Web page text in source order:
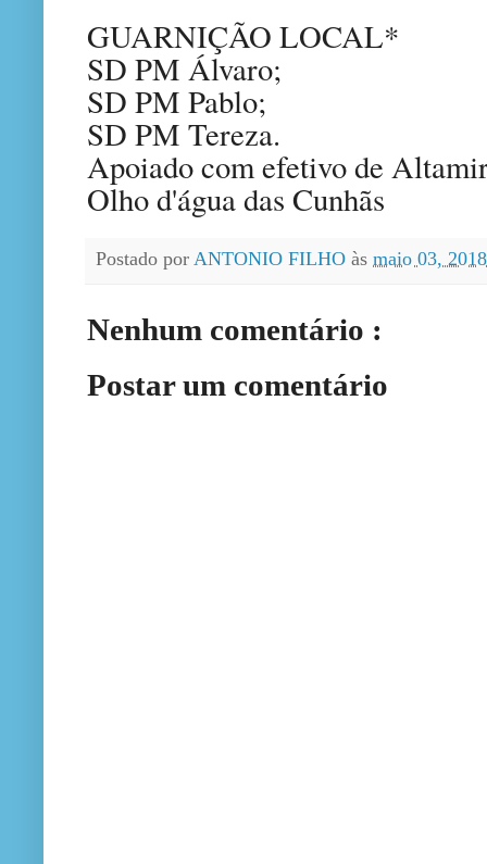
GUARNIÇÃO LOCAL*
SD PM Álvaro;
SD PM Pablo;
SD PM Tereza.
Apoiado com efetivo de
Olho d'água das Cunhãs
Postado por ANTONIO FILHO às maio 03,
Nenhum comentário :
Postar um comentário